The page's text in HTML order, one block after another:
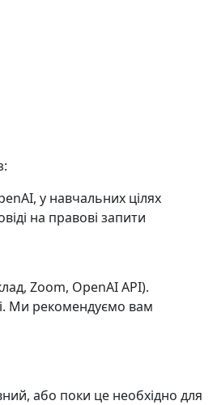
у навчальних цілях
на правові запити
Zoom, OpenAI API).
Ми рекомендуємо вам
або поки це необхідно для